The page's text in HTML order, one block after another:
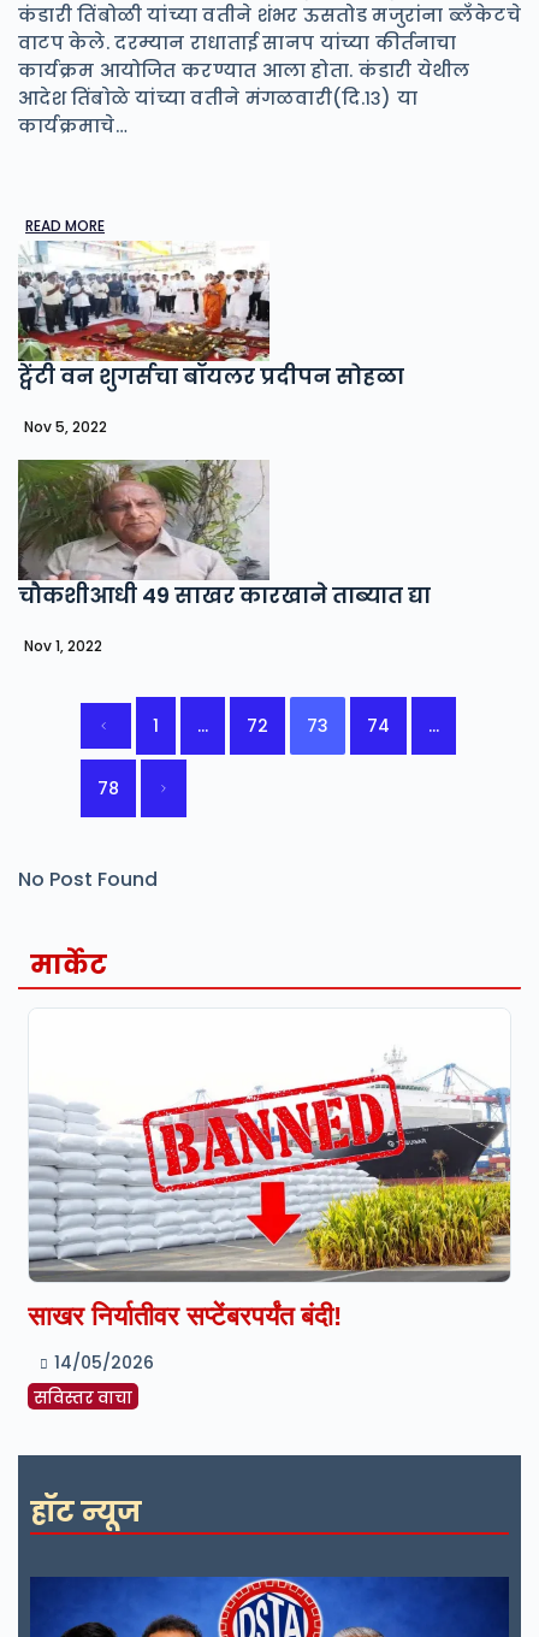
कंडारी तिंबोळी यांच्या वतीने शंभर ऊसतोड मजुरांना ब्लँकेटचे
वाटप केले. दरम्यान राधाताई सानप यांच्या कीर्तनाचा
कार्यक्रम आयोजित करण्यात आला होता. कंडारी येथील
आदेश तिंबाेळे यांच्या वतीने मंगळवारी(दि.१३) या
कार्यक्रमाचे…
READ MORE
ट्वेंटी वन शुगर्सचा बॉयलर प्रदीपन सोहळा
Nov 5, 2022
चौकशीआधी 49 साखर कारखाने ताब्यात द्या
Nov 1, 2022
1 … 72 73 74 …
78
No Post Found
मार्केट
साखर निर्यातीवर सप्टेंबरपर्यंत बंदी!
14/05/2026
सविस्तर वाचा
हॉट न्यूज